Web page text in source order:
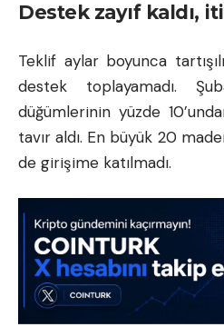
Destek zayıf kaldı,
Teklif aylar boyunca
destek toplayamadı.
düğümlerinin yüzde
tavır aldı. En büyük 20
de girişime katılmadı.